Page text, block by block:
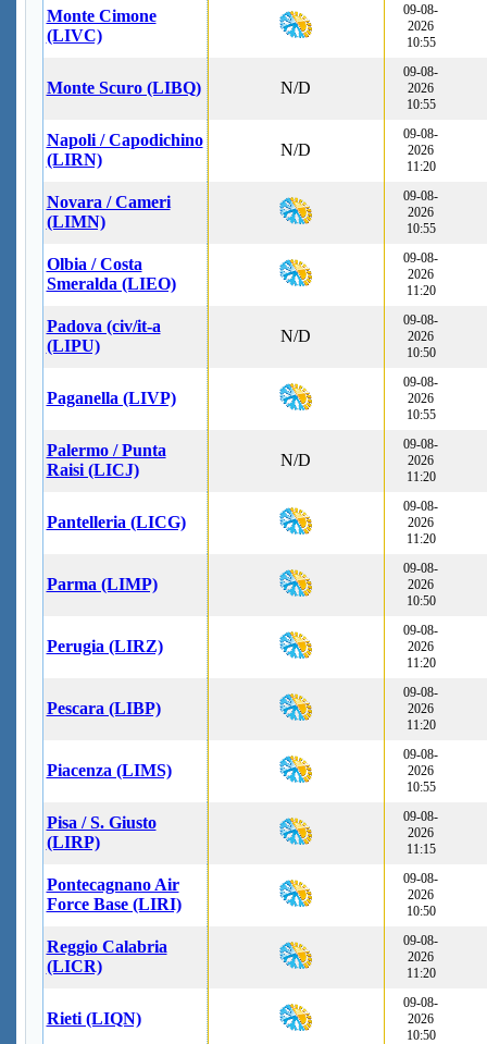
Monte Cimone
(LIVC)
09-08-
2026
10:55
Monte Scuro (LIBQ) N/D
09-08-
2026
10:55
Napoli / Capodichino
(LIRN)
N/D
09-08-
2026
11:20
Novara / Cameri
(LIMN)
09-08-
2026
10:55
Olbia / Costa
Smeralda (LIEO)
09-08-
2026
11:20
Padova (civ/it-a
(LIPU)
N/D
09-08-
2026
10:50
Paganella (LIVP)
09-08-
2026
10:55
Palermo / Punta
Raisi (LICJ)
N/D
09-08-
2026
11:20
Pantelleria (LICG)
09-08-
2026
11:20
Parma (LIMP)
09-08-
2026
10:50
Perugia (LIRZ)
09-08-
2026
11:20
Pescara (LIBP)
09-08-
2026
11:20
Piacenza (LIMS)
09-08-
2026
10:55
Pisa / S. Giusto
(LIRP)
09-08-
2026
11:15
Pontecagnano Air
Force Base (LIRI)
09-08-
2026
10:50
Reggio Calabria
(LICR)
09-08-
2026
11:20
Rieti (LIQN)
09-08-
2026
10:50